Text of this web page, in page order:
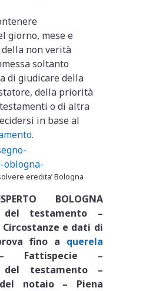
giorno, mese e
della non verità
soltanto
di giudicare della
della priorità
o di altra
in base al
eredita’ Bologna
BOLOGNA
del testamento –
e dati di
fino a querela
– Fattispecie –
del testamento –
notaio – Piena